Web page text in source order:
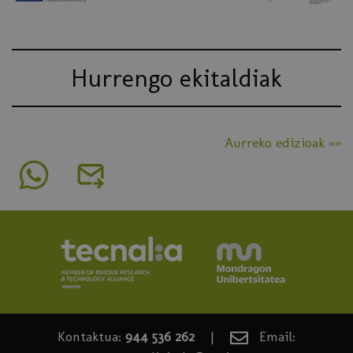
Hurrengo ekitaldiak
Aurreko edizioak »»
Kontaktua: 944 536 262 |
Email: